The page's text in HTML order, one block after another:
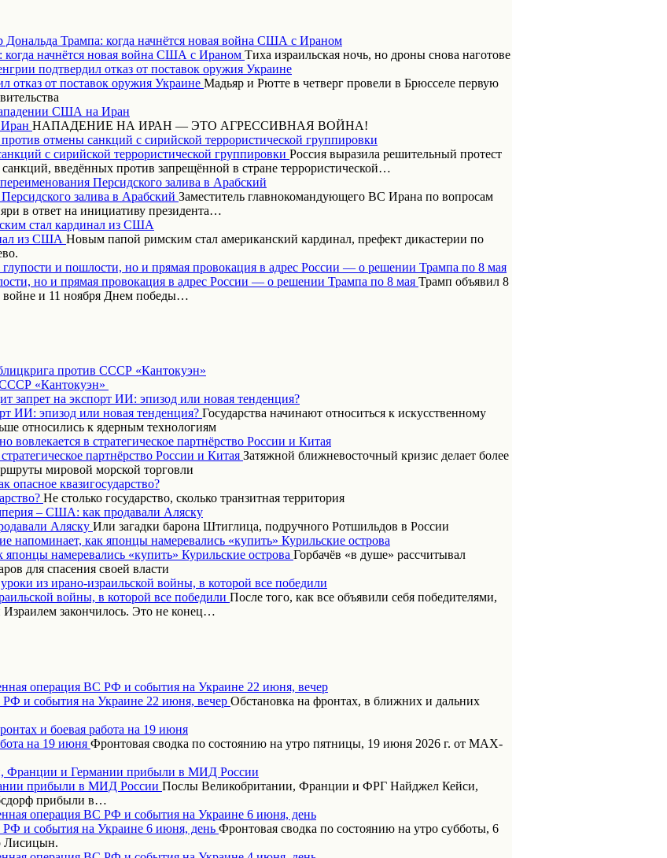
Дональда Трампа: когда начнётся новая война США с Ираном
Тиха израильская ночь, но дроны снова наготове
подтвердил отказ от поставок оружия Украине
Мадьяр и Рютте в четверг провели в Брюсселе первую
США на Иран
НАПАДЕНИЕ НА ИРАН — ЭТО АГРЕССИВНАЯ ВОЙНА!
отмены санкций с сирийской террористической группировки
Россия выразила решительный протест
введённых против запрещённой в стране террористической…
Персидского залива в Арабский
Заместитель главнокомандующего ВС Ирана по вопросам
в ответ на инициативу президента…
стал кардинал из США
Новым папой римским стал американский кардинал, префект дикастерии по
глупости и пошлости, но и прямая провокация в адрес России — о решении Трампа по 8 мая
Трамп объявил 8
и 11 ноября Днем победы…
против СССР «Кантокуэн»
запрет на экспорт ИИ: эпизод или новая тенденция?
Государства начинают относиться к искусственному
относились к ядерным технологиям
вовлекается в стратегическое партнёрство России и Китая
Затяжной ближневосточный кризис делает более
мировой морской торговли
опасное квазигосударство?
Не столько государство, сколько транзитная территория
– США: как продавали Аляску
Или загадки барона Штиглица, подручного Ротшильдов в России
напоминает, как японцы намеревались «купить» Курильские острова
Горбачёв «в душе» рассчитывал
для спасения своей власти
из ирано-израильской войны, в которой все победили
После того, как все объявили себя победителями,
закончилось. Это не конец…
операция ВС РФ и события на Украине 22 июня, вечер
Обстановка на фронтах, в ближних и дальних
и боевая работа на 19 июня
Фронтовая сводка по состоянию на утро пятницы, 19 июня 2026 г. от МАХ-
Франции и Германии прибыли в МИД России
Послы Великобритании, Франции и ФРГ Найджел Кейси,
прибыли в…
операция ВС РФ и события на Украине 6 июня, день
Фронтовая сводка по состоянию на утро субботы, 6
Лисицын.